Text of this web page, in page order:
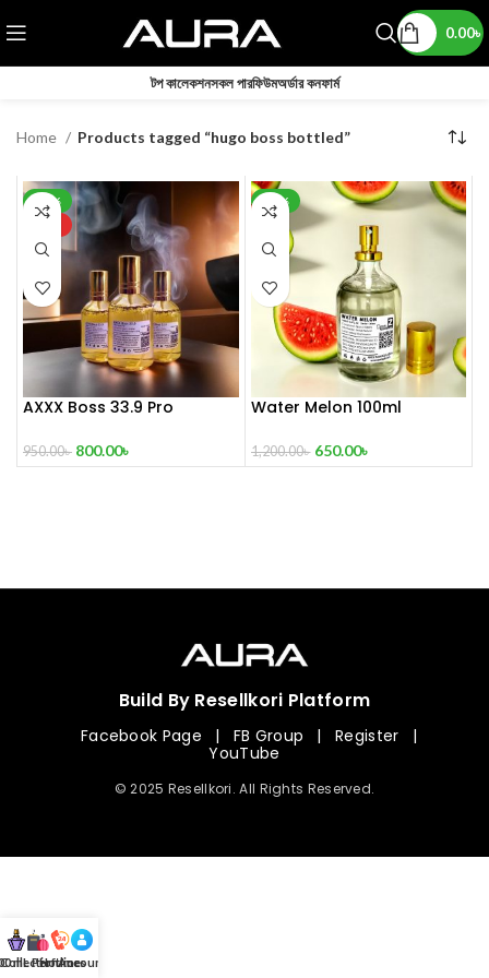
0.00৳
টপ কালেকশনসকল পারফিউমঅর্ডার কনফার্ম
Home Products tagged “hugo boss bottled”
-16%
AXXX Boss 33.9 Pro
950.00৳ 800.00৳
-46%
Water Melon 100ml
1,200.00৳ 650.00৳
Build By Resellkori Platform
Facebook Page | FB Group | Register
|
YouTube
© 2025 Resellkori. All Rights Reserved.
mL Perfumes
Hotline
Account